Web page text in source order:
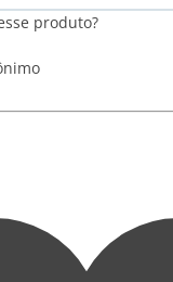
produto?